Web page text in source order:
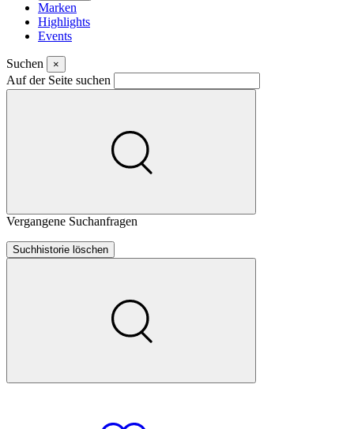
Marken
Highlights
Events
Suchen ×
Auf der Seite suchen
Vergangene Suchanfragen
Suchhistorie löschen